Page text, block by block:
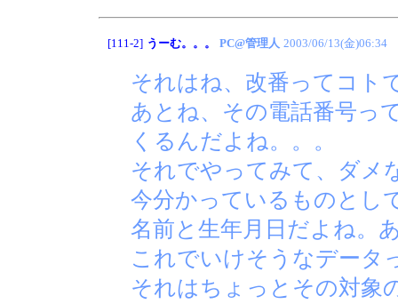
[111-2] うーむ。。。 PC@管理人 2003/06/13(金)06:34
それはね、改番ってコト
あとね、その電話番号っ
くるんだよね。。。
それでやってみて、ダメ
今分かっているものとし
名前と生年月日だよね。
これでいけそうなデータ
それはちょっとその対象